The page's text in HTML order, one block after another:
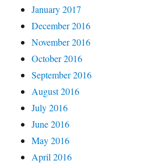
January 2017
December 2016
November 2016
October 2016
September 2016
August 2016
July 2016
June 2016
May 2016
April 2016